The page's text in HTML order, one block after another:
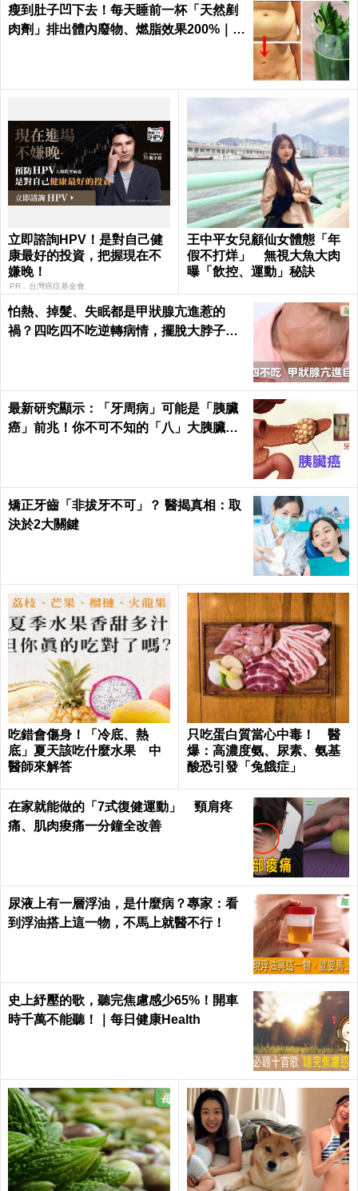
瘦到肚子凹下去！每天睡前一杯「天然剷
肉劑」排出體內廢物、燃脂效果200%｜每
立即諮詢HPV！是對自己健
康最好的投資，把握現在不
嫌晚！
PR．台灣癌症基金會
王中平女兒顧仙女體態「年
假不打烊」 無視大魚大肉
曝「飲控、運動」秘訣
怕熱、掉髮、失眠都是甲狀腺亢進惹的
禍？四吃四不吃逆轉病情，擺脫大脖子！
最新研究顯示：「牙周病」可能是「胰臟
癌」前兆！你不可不知的「八」大胰臟癌
矯正牙齒「非拔牙不可」？ 醫揭真相：取
決於2大關鍵
吃錯會傷身！「冷底、熱
底」夏天該吃什麼水果 中
醫師來解答
只吃蛋白質當心中毒！ 醫
爆：高濃度氨、尿素、氨基
酸恐引發「兔餓症」
在家就能做的「7式復健運動」 頸肩疼
痛、肌肉痠痛一分鐘全改善
尿液上有一層浮油，是什麼病？專家：看
到浮油搭上這一物，不馬上就醫不行！
史上紓壓的歌，聽完焦慮感少65%！開車
時千萬不能聽！｜每日健康Health